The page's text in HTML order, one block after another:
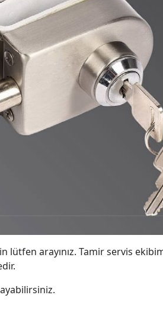
lütfen arayınız. Tamir servis